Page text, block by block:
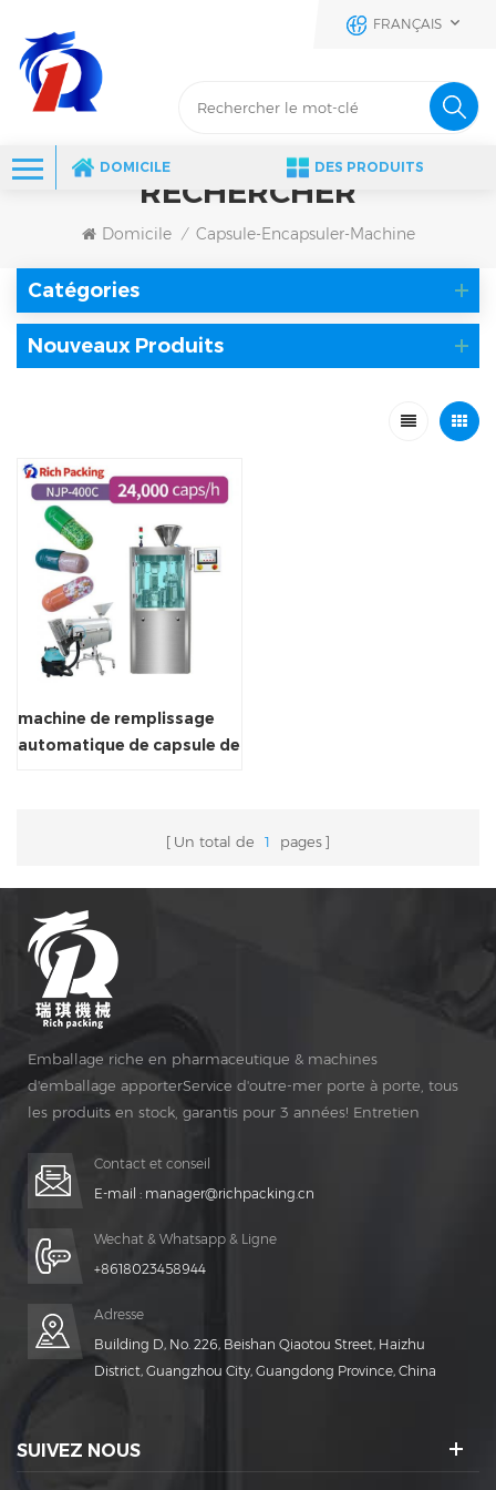
FRANÇAIS
DOMICILE DES PRODUITS
RECHERCHER
Domicile / Capsule-Encapsuler-Machine
Catégories
Nouveaux Produits
machine de remplissage
automatique de capsule de
Un total de 1 pages
Emballage riche en pharmaceutique & machines
d'emballage apporterService d'outre-mer porte à porte, tous
les produits en stock, garantis pour 3 années! Entretien
Contact et conseil
E-mail : manager@richpacking.cn
Wechat & Whatsapp & Ligne
+8618023458944
Adresse
Building D, No. 226, Beishan Qiaotou Street, Haizhu
District, Guangzhou City, Guangdong Province, China
SUIVEZ NOUS